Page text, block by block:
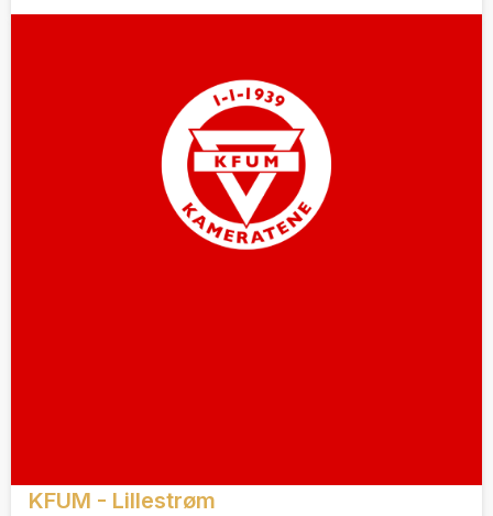
KFUM - Lillestrøm